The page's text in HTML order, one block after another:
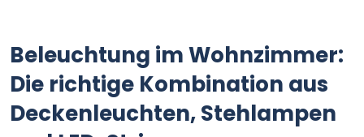
Beleuchtung im Wohnzimmer:
Die richtige Kombination aus
Deckenleuchten, Stehlampen